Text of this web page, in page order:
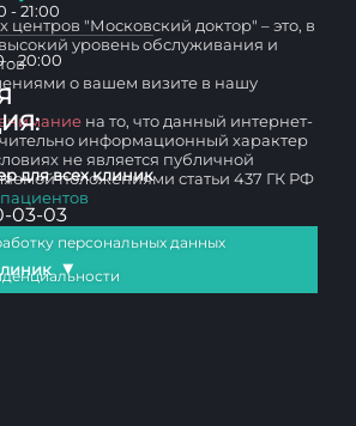
- 21:00
- 20:00
для всех клиник
03-03
▼
центров "Московский доктор" – это, в
уровень обслуживания и
о вашем визите в нашу
на то, что данный интернет-
информационный характер
не является публичной
положениями статьи 437 ГК РФ
персональных данных